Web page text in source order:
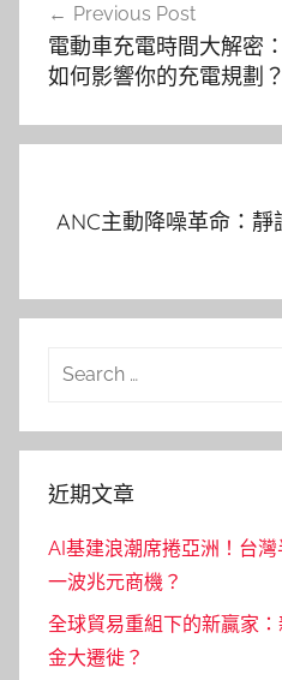
導
覽
Previous Post
電動車充電時間大解密
如何影響你的充電規劃？
ANC主動降噪革命：
Search
近期文章
AI基建浪潮席捲亞洲！台
一波兆元商機？
全球貿易重組下的新贏家
金大遷徙？